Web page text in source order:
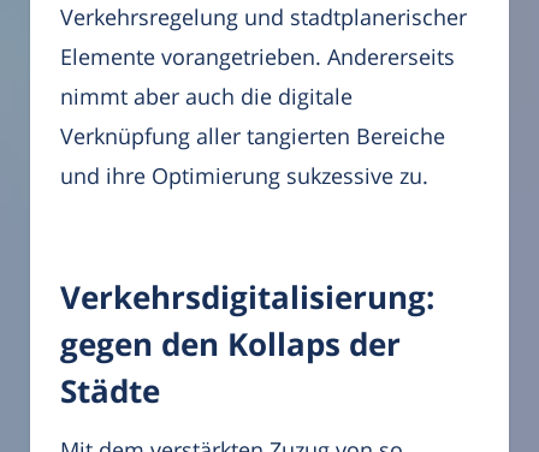
Verkehrsregelung und stadtplanerischer
Elemente vorangetrieben. Andererseits
nimmt aber auch die digitale
Verknüpfung aller tangierten Bereiche
und ihre Optimierung sukzessive zu.
Verkehrsdigitalisierung:
gegen den Kollaps der
Städte